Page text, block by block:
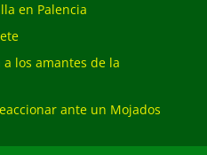
en Palencia
los amantes de la
ante un Mojados